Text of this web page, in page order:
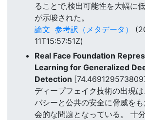
ることで,検出可能性を大幅に
が示唆された。
論文 参考訳（メタデータ）
11T15:57:51Z)
Real Face Foundation
Learning for Generalized
Detection
ディープフェイク技術の出現
バシーと公共の安全に脅威を
会的な問題となっている。 十